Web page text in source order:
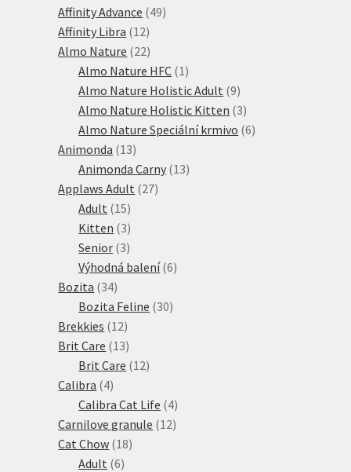
produkty
Affinity Advance 4949
Affinity Libra 1212
produktů
Almo Nature 2222
produktů
Almo Nature HFC 1 1
produkt
Almo Nature Holistic Adult 99
produktů
Almo Nature Holistic Kitten 33
produkty
Almo Nature Speciální krmivo 66
Animonda 1313
produktů
Animonda Carny 1313
Applaws Adult 2727
Adult 1515
produktů
Kitten 33
produkty
Senior 33
produkty
Výhodná balení 66
Bozita 3434
produktů
Bozita Feline 3030
Brekkies 1212
produktů
Brit Care 1313
produktů
Brit Care 1212
Calibra 44
produkty
Calibra Cat Life 44
produkty
Carnilove granule 1212
Cat Chow 1818
Adult 66